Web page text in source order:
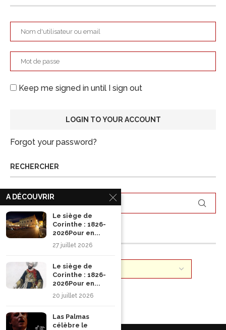
Keep me signed in until I sign out
Forgot your password?
RECHERCHER
ARCHIVES
A DÉCOUVRIR
Le siège de
Corinthe : 1826-
2026Pour en...
27 juillet 2026
Le siège de
Corinthe : 1826-
2026Pour en...
20 juillet 2026
Las Palmas
célèbre le